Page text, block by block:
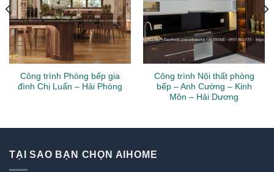
Công trình Phòng bếp gia
đình Chị Luấn – Hải Phòng
Công trình Nội thất phòng
bếp – Anh Cường – Kinh
Môn – Hải Dương
TẠI SAO BẠN CHỌN AIHOME